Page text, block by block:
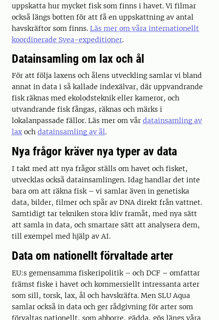
uppskatta hur mycket fisk som finns i havet. Vi filmar
också längs botten för att få en uppskattning av antal
havskräftor som finns. Läs mer om våra internationellt
koordinerade Svea-expeditioner.
Datainsamling om lax och ål
För att följa laxens och ålens utveckling samlar vi bland
annat in data i så kallade indexälvar, där uppvandrande
fisk räknas med ekolodsteknik eller kameror, och
utvandrande fisk fångas, räknas och märks i
lokalanpassade fällor. Läs mer om vår datainsamling av
lax och datainsamling av ål.
Nya frågor kräver nya typer av data
I takt med att nya frågor ställs om havet och fisket,
utvecklas också datainsamlingen. Idag handlar det inte
bara om att räkna fisk – vi samlar även in genetiska
data, bilder, filmer och spår av DNA direkt från vattnet.
Samtidigt tar tekniken stora kliv framåt, med nya sätt
att samla in data, och smartare sätt att analysera dem,
till exempel med hjälp av AI.
Data om nationellt förvaltade arter
EU:s gemensamma fiskeripolitik – och DCF – omfattar
främst fiske i havet och kommersiellt intressanta arter
som sill, torsk, lax, ål och havskräfta. Men SLU Aqua
samlar också in data och ger rådgivning för arter som
förvaltas nationellt, som abborre, gädda, gös längs våra